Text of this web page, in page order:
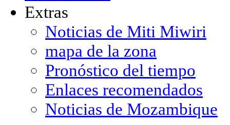
Extras
Noticias de Miti Miwiri
mapa de la zona
Pronóstico del tiempo
Enlaces recomendados
Noticias de Mozambique